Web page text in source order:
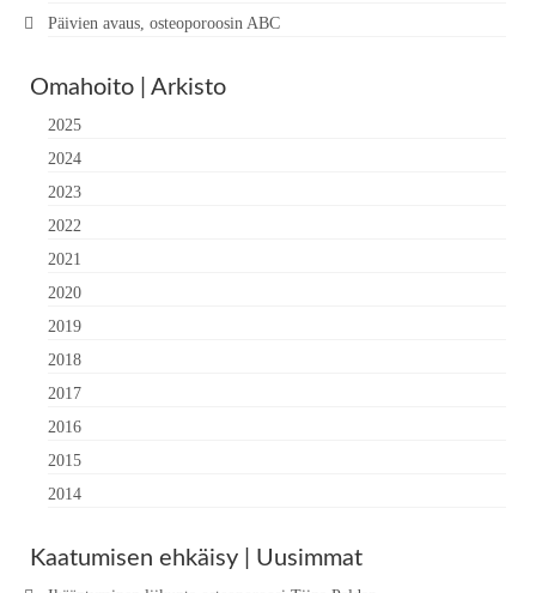
Päivien avaus, osteoporoosin ABC
Omahoito | Arkisto
2025
2024
2023
2022
2021
2020
2019
2018
2017
2016
2015
2014
Kaatumisen ehkäisy | Uusimmat